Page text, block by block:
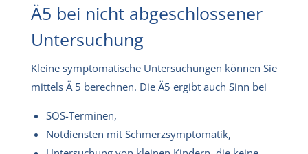
Ä5 bei nicht abgeschlossener
Untersuchung
Kleine symptomatische Untersuchungen können Sie
mittels Ä 5 berechnen. Die Ä5 ergibt auch Sinn bei
SOS-Terminen,
Notdiensten mit Schmerzsymptomatik,